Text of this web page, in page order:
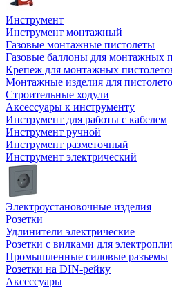
Инструмент
Инструмент монтажный
Газовые монтажные пистолеты
Газовые баллоны для монтажных
Крепеж для монтажных
Монтажные изделия для
Строительные ходули
Аксессуары к инструменту
Инструмент для работы с кабелем
Инструмент ручной
Инструмент разметочный
Инструмент электрический
Электроустановочные изделия
Розетки
Удлинители электрические
Розетки с вилками для
Промышленные силовые разъемы
Розетки на DIN-рейку
Аксессуары